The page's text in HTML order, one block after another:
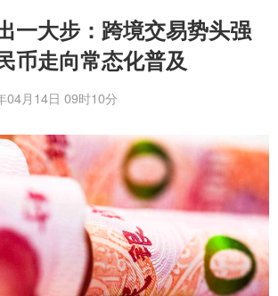
一大步：跨境交易势头强
币走向常态化普及
04月14日 09时10分